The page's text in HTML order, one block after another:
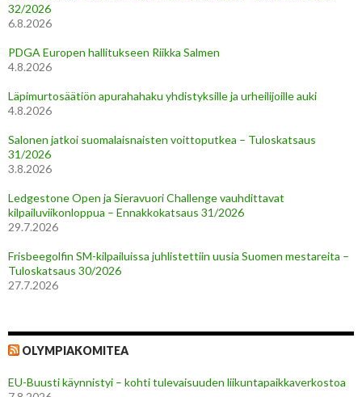
32/2026
6.8.2026
PDGA Europen hallitukseen Riikka Salmen
4.8.2026
Läpimurtosäätiön apurahahaku yhdistyksille ja urheilijoille auki
4.8.2026
Salonen jatkoi suomalaisnaisten voittoputkea – Tuloskatsaus
31/2026
3.8.2026
Ledgestone Open ja Sieravuori Challenge vauhdittavat
kilpailuviikonloppua – Ennakkokatsaus 31/2026
29.7.2026
Frisbeegolfin SM-kilpailuissa juhlistettiin uusia Suomen mestareita –
Tuloskatsaus 30/2026
27.7.2026
OLYMPIAKOMITEA
EU-Buusti käynnistyi – kohti tulevaisuuden liikuntapaikkaverkostoa